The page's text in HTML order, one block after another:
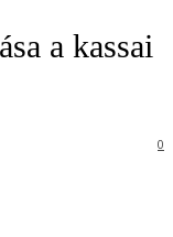
a kassai
0